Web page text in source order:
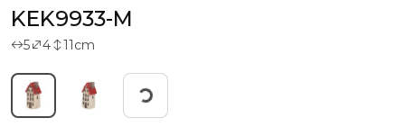
KEK9933-M
5 4 11cm Working...